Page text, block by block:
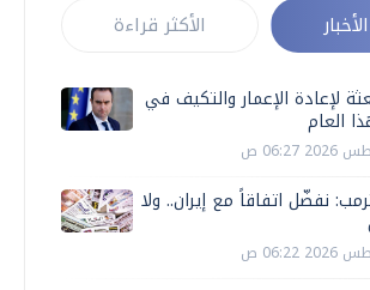
الأكثر قراءة
لإعادة الإعمار والتكيف في
العام
نفضّل اتفاقاً مع إيران.. ولا